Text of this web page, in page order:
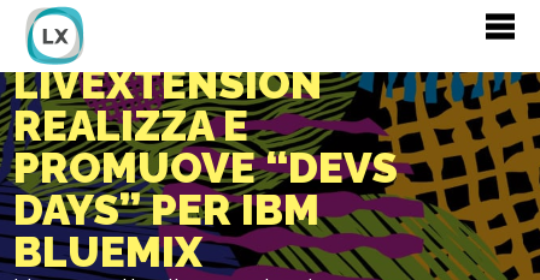
COMUNICAZIONE:
LIVEXTENSION
REALIZZA E
PROMUOVE “DEVS
DAYS” PER IBM
BLUEMIX